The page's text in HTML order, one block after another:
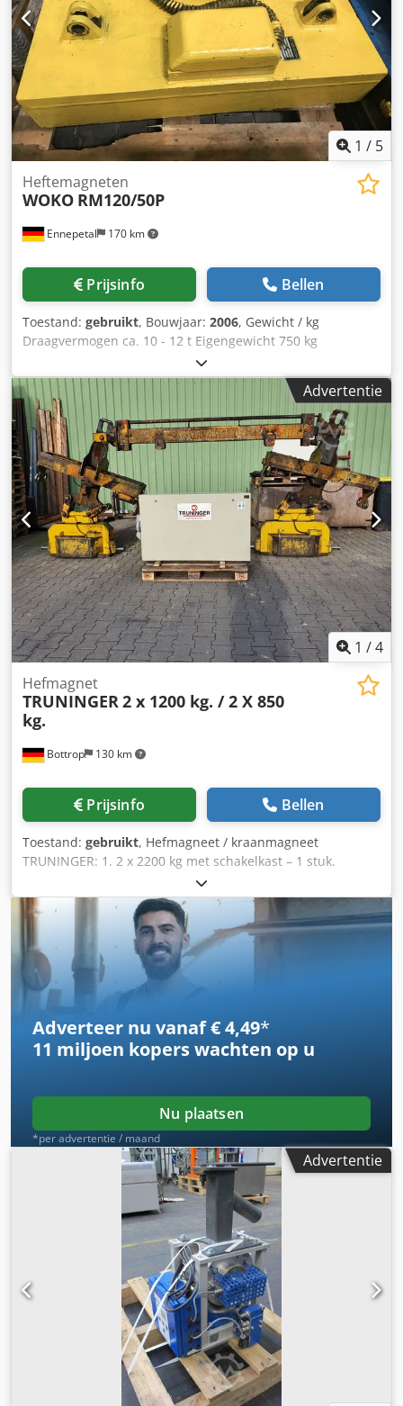
1 / 5
Ennepetal 170 km
Heftemagneten
WOKO RM120/50P
Prijsinfo Bellen
Toestand: gebruikt, Bouwjaar: 2006, Gewicht / kg
Draagvermogen ca. 10 - 12 t Eigengewicht 750 kg
Draagvermogen: 12T met de juiste kettingen Dcodpfx Apsy
S D A Tsyok
Advertentie
1 /4
Bottrop 130 km
Hefmagnet
TRUNINGER2 x 1200 kg. / 2 X 850
kg.
Prijsinfo Bellen
Toestand: gebruikt, Hefmagneet / kraanmagneet
TRUNINGER: 1. 2 x 2200 kg met schakelkast – 1 stuk.
Buisbundels – 2 x 850 kg. Staafstaal – 2 x 2200 kg. 2. 2 x
850 kg met schakelkast – 1 stuk. Magneten – 2 x 850 kg.
Haken – 2 x 2000 kg. Dodpfx Asu U I Rcepyeck
Adverteer nu vanaf € 4,49*
11 miljoen koperswachten op u
Nu plaatsen
*per advertentie / maand
Advertentie